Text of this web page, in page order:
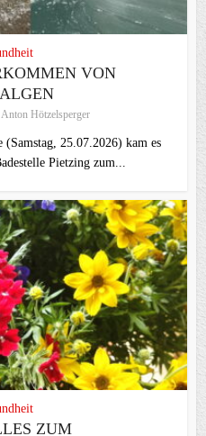
VON
Anton Hötzelsperger
(Samstag, 25.07.2026) kam es
Pietzing zum...
ZUM